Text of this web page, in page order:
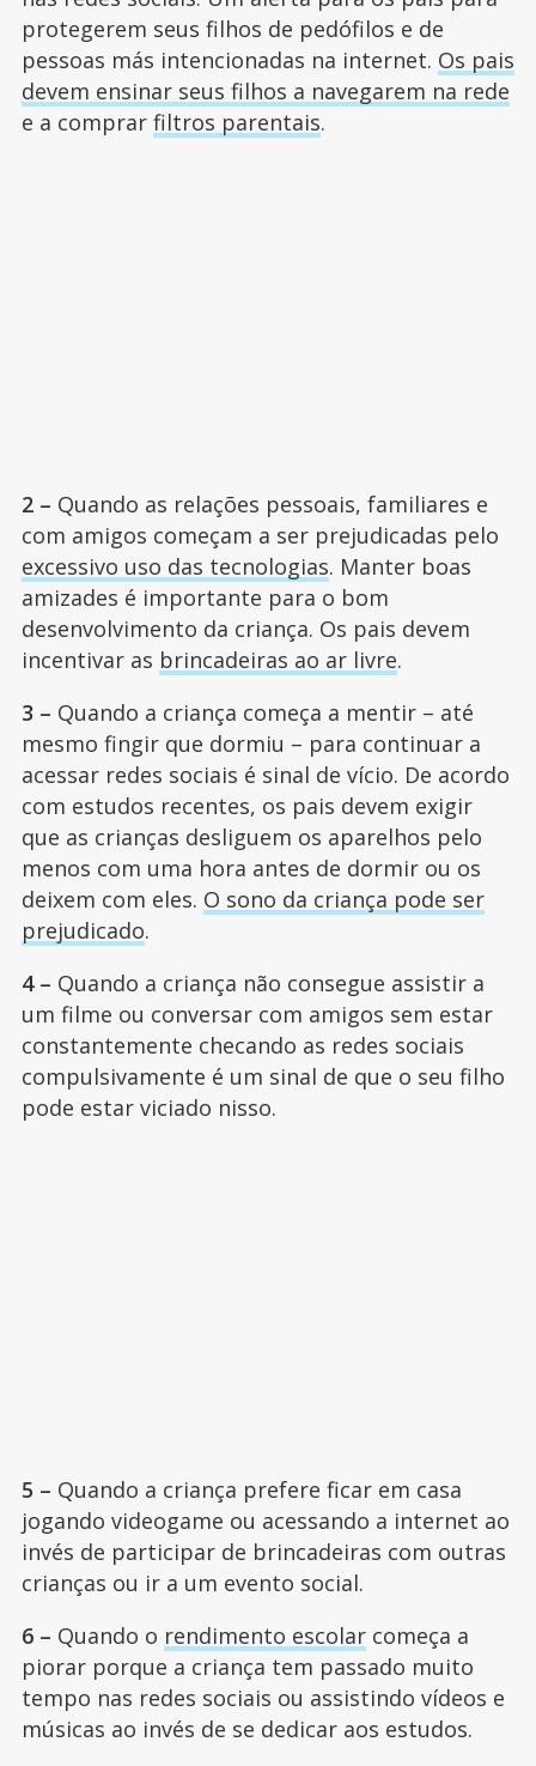
protegerem seus filhos de pedófilos e de
pessoas más intencionadas na internet. Os pais
devem ensinar seus filhos a navegarem na rede
e a comprar filtros parentais.
2 – Quando as relações pessoais, familiares e
com amigos começam a ser prejudicadas pelo
excessivo uso das tecnologias. Manter boas
amizades é importante para o bom
desenvolvimento da criança. Os pais devem
incentivar as brincadeiras ao ar livre.
3 – Quando a criança começa a mentir – até
mesmo fingir que dormiu – para continuar a
acessar redes sociais é sinal de vício. De acordo
com estudos recentes, os pais devem exigir
que as crianças desliguem os aparelhos pelo
menos com uma hora antes de dormir ou os
deixem com eles. O sono da criança pode ser
prejudicado.
4 – Quando a criança não consegue assistir a
um filme ou conversar com amigos sem estar
constantemente checando as redes sociais
compulsivamente é um sinal de que o seu filho
pode estar viciado nisso.
5 – Quando a criança prefere ficar em casa
jogando videogame ou acessando a internet ao
invés de participar de brincadeiras com outras
crianças ou ir a um evento social.
6 – Quando o rendimento escolarcomeça a
piorar porque a criança tem passado muito
tempo nas redes sociais ou assistindo vídeos e
músicas ao invés de se dedicar aos estudos.